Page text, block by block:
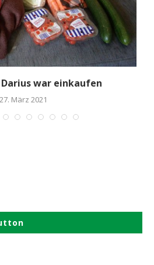
war einkaufen
27. März 2021